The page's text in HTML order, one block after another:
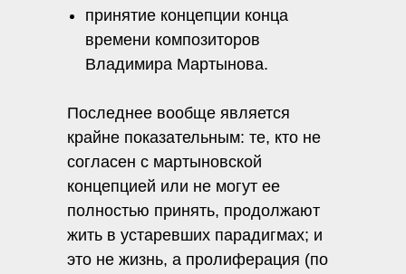
принятие концепции конца
времени композиторов
Владимира Мартынова.
Последнее вообще является
крайне показательным: те, кто не
согласен с мартыновской
концепцией или не могут ее
полностью принять, продолжают
жить в устаревших парадигмах; и
это не жизнь, а пролиферация (по